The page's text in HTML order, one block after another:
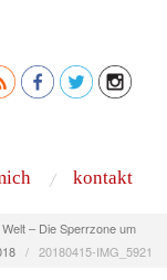
kontakt
– Die Sperrzone um
/ 20180415-IMG_5921